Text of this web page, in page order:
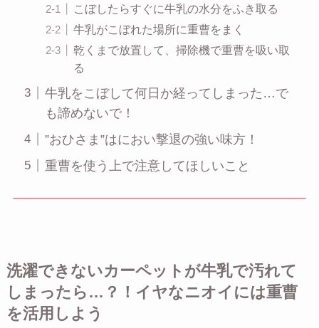
こぼしたらすぐに牛乳の水分をふき取る
牛乳がこぼれた場所に重曹をまく
乾くまで放置して、掃除機で重曹を吸い取
る
牛乳をこぼして何日か経ってしまった…で
も諦めないで！
”おひさま”はにおい撃退の強い味方！
重曹を使う上で注意してほしいこと
洗濯できないカーペットが牛乳で汚れて
しまったら…？！イヤなニオイには重曹
を活用しよう